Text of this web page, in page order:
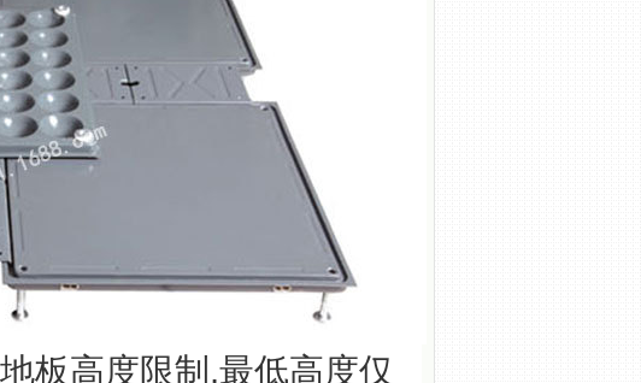
高度限制,最低高度仅